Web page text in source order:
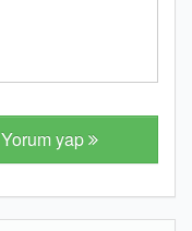
Yorum yap